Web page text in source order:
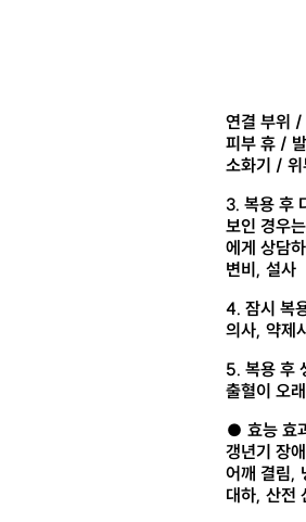
연결 부위 /
피부 휴 /
소화기 / 위
3. 복용 후
보인 경우
에게 상담
변비, 설사
4. 잠시 복
의사, 약제
5. 복용 후
출혈이 오
● 효능 효
갱년기 장
어깨 결림,
대하, 산전